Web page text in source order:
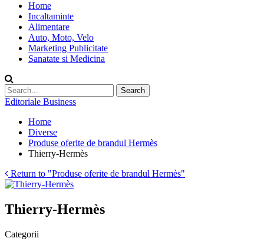
Home
Incaltaminte
Alimentare
Auto, Moto, Velo
Marketing Publicitate
Sanatate si Medicina
Editoriale Business
Home
Diverse
Produse oferite de brandul Hermès
Thierry-Hermès
Return to "Produse oferite de brandul Hermès"
Thierry-Hermès
Categorii